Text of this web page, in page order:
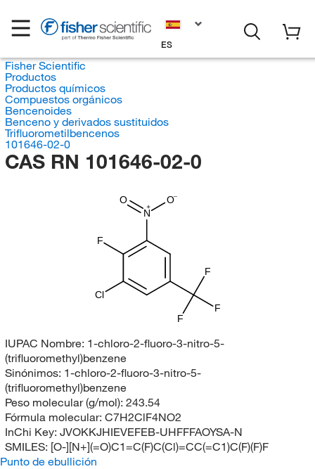
ES
Fisher Scientific
Productos
Productos químicos
Compuestos orgánicos
Bencenoides
Benceno y derivados sustituidos
Trifluorometilbencenos
101646-02-0
CAS RN 101646-02-0
N
O O
F
Cl
F
F
F
IUPAC Nombre: 1-chloro-2-fluoro-3-nitro-5-
(trifluoromethyl)benzene
Sinónimos: 1-chloro-2-fluoro-3-nitro-5-
(trifluoromethyl)benzene
Peso molecular (g/mol): 243.54
Fórmula molecular: C7H2ClF4NO2
InChi Key: JVOKKJHIEVEFEB-UHFFFAOYSA-N
SMILES: [O-][N+](=O)C1=C(F)C(Cl)=CC(=C1)C(F)(F)F
Punto de ebullición